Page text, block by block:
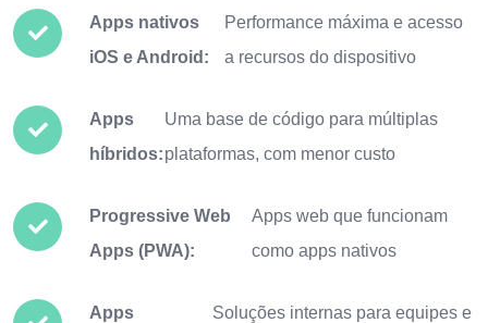
Apps nativos
iOS e Android:
Performance máxima e acesso
a recursos do dispositivo
Apps
híbridos:
Uma base de código para múltiplas
plataformas, com menor custo
Progressive Web
Apps (PWA):
Apps web que funcionam
como apps nativos
Apps
Soluções internas para equipes e